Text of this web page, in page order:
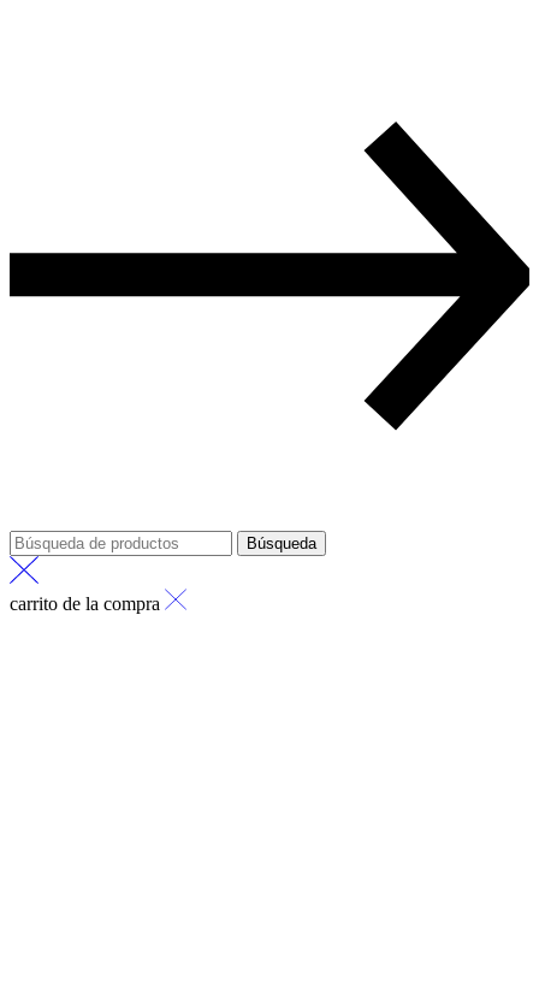
Búsqueda
carrito de la compra